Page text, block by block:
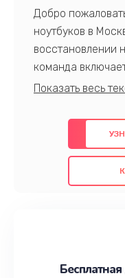
Добро
ноутбуков в
восстановлении
команда
профессионалов
предлагаем
использованием
также
проведенных
обслуживание,
наилучшим